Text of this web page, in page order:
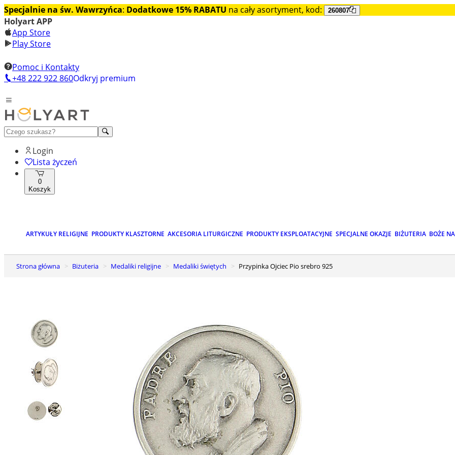
Specjalnie na św. Wawrzyńca: Dodatkowe 15% RABATU na cały asortyment, kod: 260807
Holyart APP
App Store
Play Store
Pomoc i Kontakty
+48 222 922 860Odkryj premium
Login
Lista życzeń
0
Koszyk
ARTYKUŁY RELIGIJNE PRODUKTY KLASZTORNE AKCESORIA LITURGICZNE PRODUKTY EKSPLOATACYJNE SPECJALNE OKAZJE BIŻUTERIA BOŻE
Strona główna Biżuteria Medaliki religijne Medaliki świętych Przypinka Ojciec Pio srebro 925